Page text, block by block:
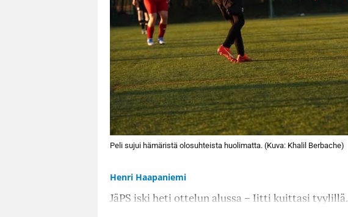
Peli sujui hämäristä olosuhteista huolimatta. (Kuva: Khalil Berbache)
Henri Haapaniemi
JäPS iski heti ottelun alussa – Iitti kuittasi tyylillä.